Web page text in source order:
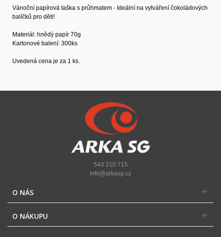
Vánoční papírová taška s průhmatem - Ideální na vytváření čokoládových
balíčků pro děti!
Materiál: hnědý papír 70g
Kartonové balení: 300ks
Uvedená cena je za 1 ks.
543 210 715
info@arkasg.cz
O NÁS
O NÁKUPU